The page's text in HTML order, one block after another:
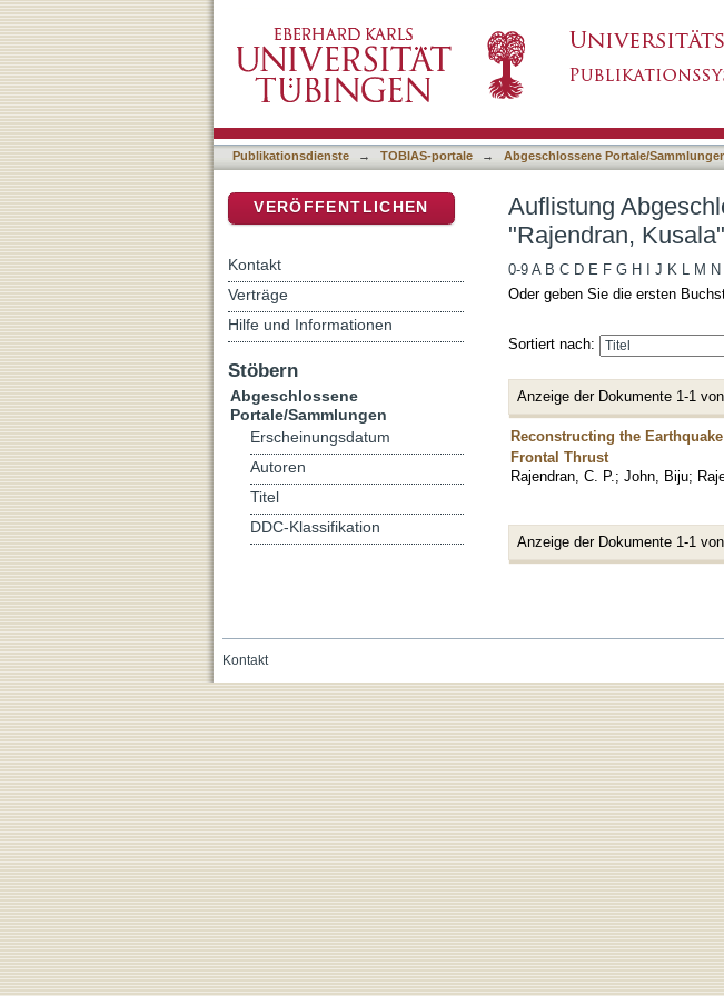
Publikationsdienste → TOBIAS-portale → Abgeschlossene Portale/
Auflistung
"Rajendran, Kusala"
0-9 A B C D E F G H J K L M N
Oder geben Sie die ersten
Sortiert nach:
Anzeige der Dokumente 1-1
Reconstructing the
Frontal Thrust
Rajendran, C. P. ; John, Biju;
Anzeige der Dokumente 1-1
VERÖFFENTLICHEN
Kontakt
Verträge
Hilfe und Informationen
Stöbern
Abgeschlossene
Portale/Sammlungen
Erscheinungsdatum
Autoren
Titel
DDC-Klassifikation
Kontakt